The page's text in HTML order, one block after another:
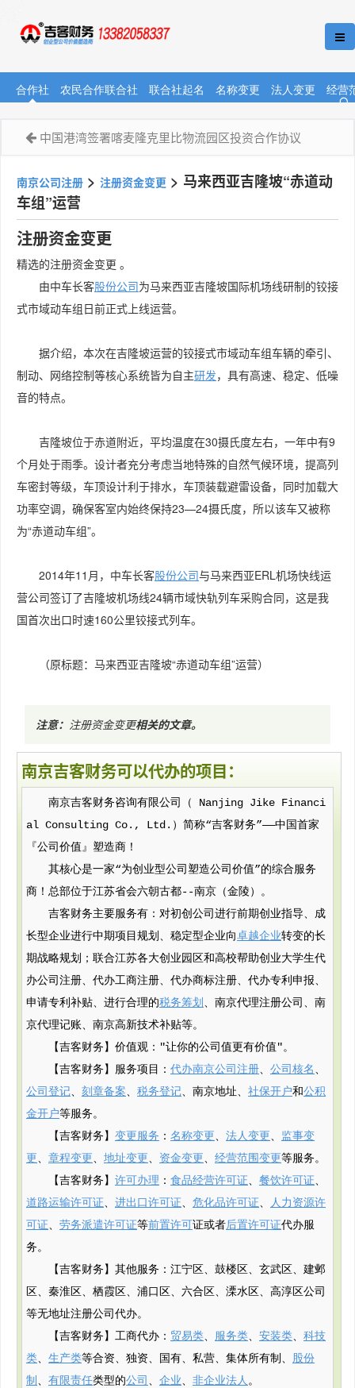
合作社 农民合作联合社 联合社起名 名称变更 法人变更 经营
中国港湾签署喀麦隆克里比物流园区投资合作协议
南京公司注册 > 注册资金变更 > 马来西亚吉隆坡“赤道动
车组”运营
注册资金变更
精选的注册资金变更 。
由中车长客股份公司为马来西亚吉隆坡国际机场线研制的铰接
式市域动车组日前正式上线运营。
据介绍，本次在吉隆坡运营的铰接式市域动车组车辆的牵引、
制动、网络控制等核心系统皆为自主研发，具有高速、稳定、低噪
音的特点。
吉隆坡位于赤道附近，平均温度在30摄氏度左右，一年中有9
个月处于雨季。设计者充分考虑当地特殊的自然气候环境，提高列
车密封等级，车顶设计利于排水，车顶装载避雷设备，同时加载大
功率空调，确保客室内始终保持23—24摄氏度，所以该车又被称
为“赤道动车组”。
2014年11月，中车长客股份公司与马来西亚ERL机场快线运
营公司签订了吉隆坡机场线24辆市域快轨列车采购合同，这是我
国首次出口时速160公里铰接式列车。
（原标题：马来西亚吉隆坡“赤道动车组”运营）
注意： 注册资金变更相关的文章。
南京吉客财务可以代办的项目：
南京吉客财务咨询有限公司（ Nanjing Jike Financi
al Consulting Co., Ltd.）简称“吉客财务”——中国首家
『公司价值』塑造商！
其核心是一家“为创业型公司塑造公司价值”的综合服务
商！总部位于江苏省会六朝古都--南京（金陵）。
吉客财务主要服务有：对初创公司进行前期创业指导、成
长型企业进行中期项目规划、稳定型企业向卓越企业转变的长
期战略规划；联合江苏各大创业园区和高校帮助创业大学生代
办公司注册、代办工商注册、代办商标注册、代办专利申报、
申请专利补贴、进行合理的税务筹划 、南京代理注册公司、南
京代理记账、南京高新技术补贴等。
【吉客财务】价值观："让你的公司值更有价值"。
【吉客财务】服务项目： 代办南京公司注册、 公司核名、
公司登记、 刻章备案、 税务登记、南京地址、 社保开户和公积
金开户等服务。
【吉客财务】 变更服务 ： 名称变更、 法人变更、 监事变
更、 章程变更、 地址变更、 资金变更、 经营范围变更等服务。
【吉客财务】 许可办理 ： 食品经营许可证、 餐饮许可证、
道路运输许可证、 进出口许可证、 危化品许可证、
人力资源许
可证、 劳务派遣许可证等前置许可证或者后置许可证代办服
务。
【吉客财务】其他服务：江宁区、鼓楼区、玄武区、建邺
区、秦淮区、栖霞区、浦口区、六合区、溧水区、高淳区公司
等无地址注册公司代办。
【吉客财务】工商代办： 贸易类、 服务类、 安装类、 科技
类、 生产类等合资、独资、国有、私营、集体所有制、 股份
制 、 有限责任类型的公司 、 企业、 非企业法人。